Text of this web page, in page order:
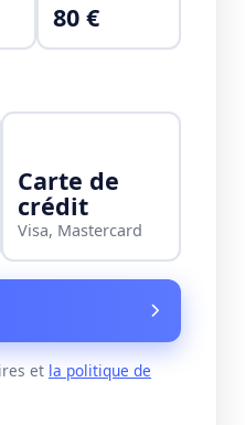
80 €
Carte de
crédit
Visa, Mastercard
et la politique de